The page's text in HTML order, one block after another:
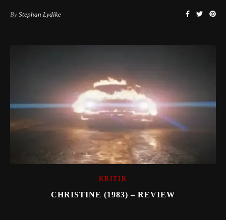
By Stephan Lydike
KRITIK
CHRISTINE (1983) – REVIEW